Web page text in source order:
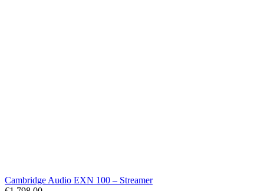
Cambridge Audio EXN 100 – Streamer